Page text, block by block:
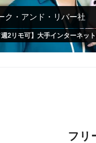
ク・アンド・リバー社
週2リモ可】大手インターネッ
フリ